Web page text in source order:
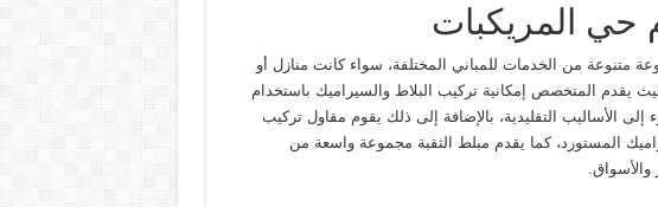
حي المريكبات
متنوعة من الخدمات للمباني المختلفة، سواء كانت منازل أو
يقدم المتخصص إمكانية تركيب البلاط والسيراميك باستخدام
الأساليب التقليدية، بالإضافة إلى ذلك يقوم مقاول تركيب
المستورد، كما يقدم مبلط الثقبة مجموعة واسعة من